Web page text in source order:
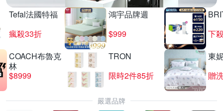
Tefal法國特福
瘋殺33折
鴻宇品牌週
$999
下
COACH布魯克
林
$8999
TRON
限時2件85折
東
贈
嚴選品牌